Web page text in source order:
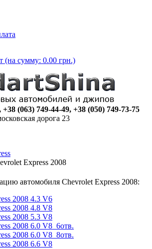
(на сумму: 0.00 грн.)
+38 (063) 749-44-49, +38 (050) 749-73-75
дорога 23
Express 2008
автомобиля Chevrolet Express 2008:
2008 4.3 V6
2008 4.8 V8
2008 5.3 V8
2008 6.0 V8_6отв.
2008 6.0 V8_8отв.
2008 6.6 V8